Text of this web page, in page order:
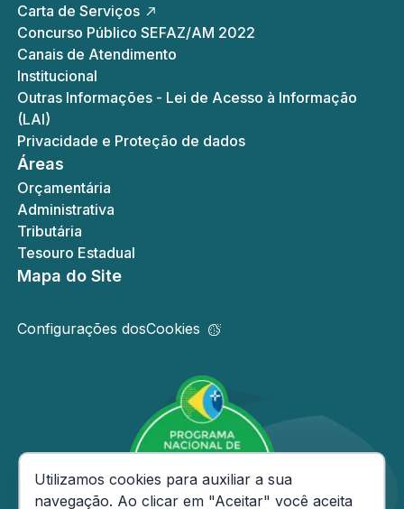
Carta de Serviços
Concurso Público SEFAZ/AM 2022
Canais de Atendimento
Institucional
Outras Informações - Lei de Acesso à Informação
(LAI)
Privacidade e Proteção de dados
Áreas
Orçamentária
Administrativa
Tributária
Tesouro Estadual
Mapa do Site
Configurações dosCookies
Consentimento de Cookies
Utilizamos cookies para auxiliar a sua
navegação. Ao clicar em "Aceitar" você aceita